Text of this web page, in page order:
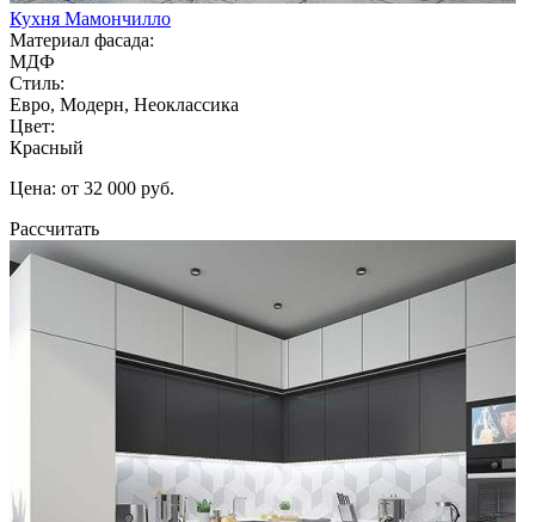
Кухня Мамончилло
Материал фасада:
МДФ
Стиль:
Евро, Модерн, Неоклассика
Цвет:
Красный
Цена: от 32 000 руб.
Рассчитать